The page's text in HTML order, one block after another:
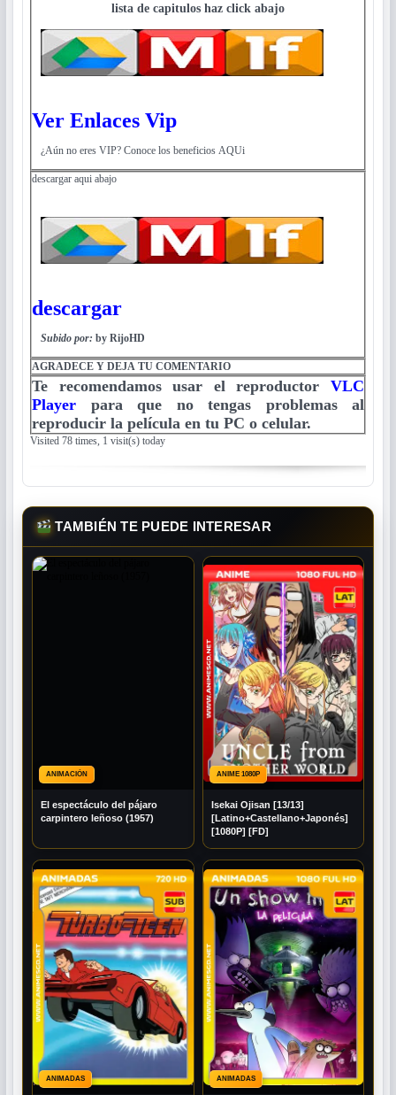
lista de capitulos haz click abajo
Ver Enlaces Vip
¿Aún no eres VIP? Conoce los beneficios AQUi
descargar aqui abajo
descargar
Subido por: by RijoHD
AGRADECE Y DEJA TU COMENTARIO
Te recomendamos usar el reproductor VLC
Player para que no tengas problemas al
reproducir la película en tu PC o celular.
Visited 78 times, 1 visit(s) today
TAMBIÉN TE PUEDE INTERESAR
ANIMACIÓN
El espectáculo del pájaro
carpintero leñoso (1957)
ANIME 1080P
Isekai Ojisan [13/13]
[Latino+Castellano+Japonés]
[1080P] [FD]
ANIMADAS ANIMADAS